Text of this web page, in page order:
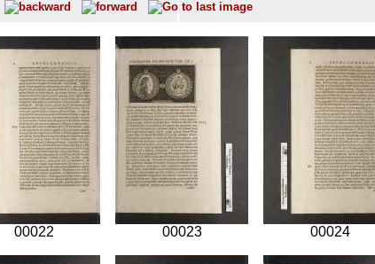
00022 00023 00024